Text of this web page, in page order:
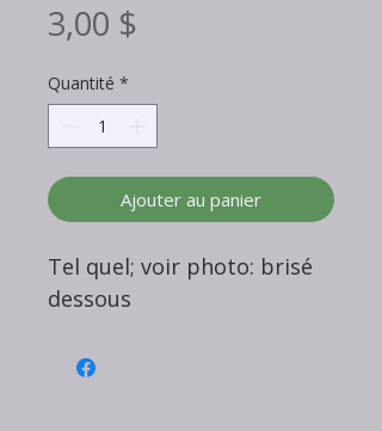
3,00 $
Quantité *
Ajouter au panier
Tel quel; voir photo: brisé
dessous